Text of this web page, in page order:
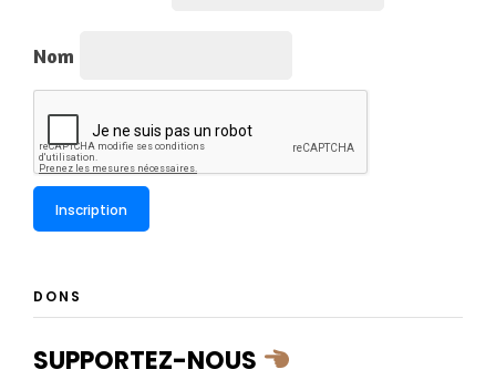
Nom
DONS
SUPPORTEZ-NOUS